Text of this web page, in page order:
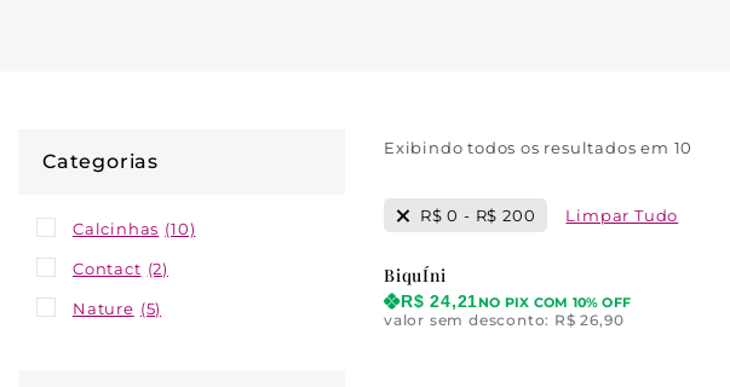
Exibindo todos os resultados em 10
R$ 0 - R$ 200 Limpar Tudo
BiquÍni
R$ 24,21NO PIX COM 10% OFF
valor sem desconto: R$ 26,90
Categorias
Calcinhas (10)
Contact (2)
Nature (5)